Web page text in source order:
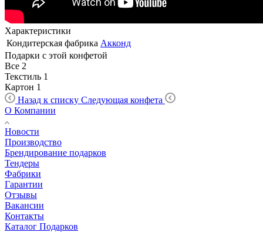
Характеристики
Кондитерская фабрика Акконд
Подарки с этой конфетой
Все 2
Текстиль 1
Картон 1
Назад к списку Следующая конфета
О Компании
Новости
Производство
Брендирование подарков
Тендеры
Фабрики
Гарантии
Отзывы
Вакансии
Контакты
Каталог Подарков